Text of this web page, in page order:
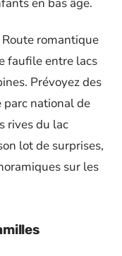
romantique
faufile entre lacs
Prévoyez des
parc national de
rives du lac
lot de surprises,
sur les